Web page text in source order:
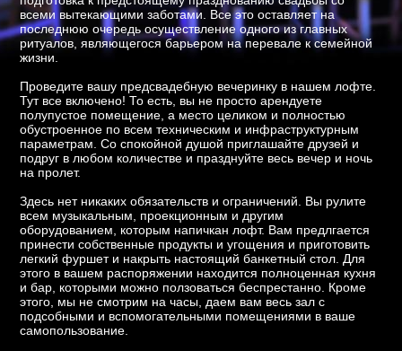
всеми вытекающими заботами. Все это оставляет на
последнюю очередь осуществление одного из главных
ритуалов, являющегося барьером на перевале к семейной
жизни.
Проведите вашу предсвадебную вечеринку в нашем лофте.
Тут все включено! То есть, вы не просто арендуете
полупустое помещение, а место целиком и полностью
обустроенное по всем техническим и инфраструктурным
параметрам. Со спокойной душой приглашайте друзей и
подруг в любом количестве и празднуйте весь вечер и ночь
на пролет.
Здесь нет никаких обязательств и ограничений. Вы рулите
всем музыкальным, проекционным и другим
оборудованием, которым напичкан лофт. Вам предлгается
принести собственные продукты и угощения и приготовить
легкий фуршет и накрыть настоящий банкетный стол. Для
этого в вашем распоряжении находится полноценная кухня
и бар, которыми можно ползоваться беспрестанно. Кроме
этого, мы не смотрим на часы, даем вам весь зал с
подсобными и вспомогательными помещениями в ваше
самопользование.